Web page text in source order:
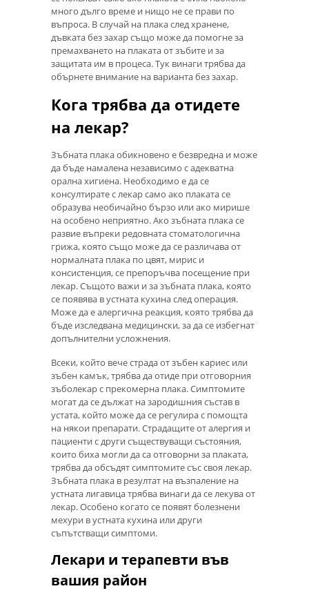
много дълго време и нищо не се прави по
въпроса. В случай на плака след хранене,
дъвката без захар също може да помогне за
премахването на плаката от зъбите и за
защитата им в процеса. Тук винаги трябва да
обърнете внимание на варианта без захар.
Кога трябва да отидете
на лекар?
Зъбната плака обикновено е безвредна и може
да бъде намалена независимо с адекватна
орална хигиена. Необходимо е да се
консултирате с лекар само ако плаката се
образува необичайно бързо или ако мирише
на особено неприятно. Ако зъбната плака се
развие въпреки редовната стоматологична
грижа, която също може да се различава от
нормалната плака по цвят, мирис и
консистенция, се препоръчва посещение при
лекар. Същото важи и за зъбната плака, която
се появява в устната кухина след операция.
Може да е алергична реакция, която трябва да
бъде изследвана медицински, за да се избегнат
допълнителни усложнения.
Всеки, който вече страда от зъбен кариес или
зъбен камък, трябва да отиде при отговорния
зъболекар с прекомерна плака. Симптомите
могат да се дължат на зародишния състав в
устата, който може да се регулира с помощта
на някои препарати. Страдащите от алергия и
пациенти с други съществуващи състояния,
които биха могли да са отговорни за плаката,
трябва да обсъдят симптомите със своя лекар.
Зъбната плака в резултат на възпаление на
устната лигавица трябва винаги да се лекува от
лекар. Особено когато се появят болезнени
мехури в устната кухина или други
съпътстващи симптоми.
Лекари и терапевти във
вашия район